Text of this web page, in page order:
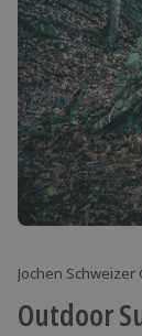
Jochen Schweizer
Outdoor